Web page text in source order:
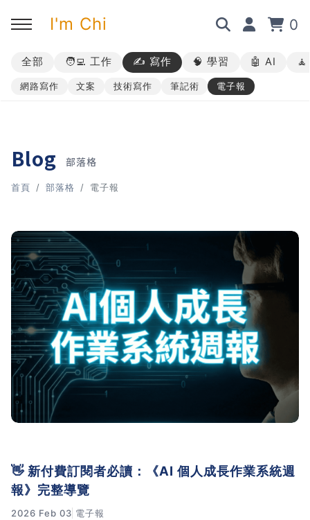
I'm Chi 0
回主選單
➡︎ 所有內容
回主選單
➡︎ 業配合作
回主選單
➡︎ 講座活動
回主選單
AI 職場應用｜ChatGPT 職場
AI 職場應用｜ChatGPT 進階
使用思維
AI 職場應用｜上班族的 AI 學
習術
AI 職場應用｜NotebookLM
職場工作復盤術
職場思維與工作術｜卡片盒筆
記法
全部 🧑‍💻 工作 ✍️ 寫作 🧠 學習 🤖 AI
網路寫作 文案 技術寫作 筆記術 電子報
Blog 部落格
首頁 部落格 電子報
👋 新付費訂閱者必讀：《AI 個人成長作業系統週
報》完整導覽
2026 Feb 03 電子報